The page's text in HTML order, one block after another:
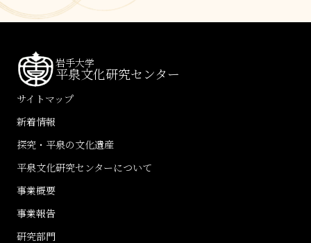
岩手大学
平泉文化研究センター
サイトマップ
新着情報
探究・平泉の文化遺産
平泉文化研究センターについて
事業概要
事業報告
研究部門